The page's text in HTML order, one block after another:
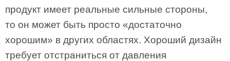
продукт имеет реальные сильные стороны,
то он может быть просто «достаточно
хорошим» в других областях. Хороший дизайн
требует отстраниться от давления